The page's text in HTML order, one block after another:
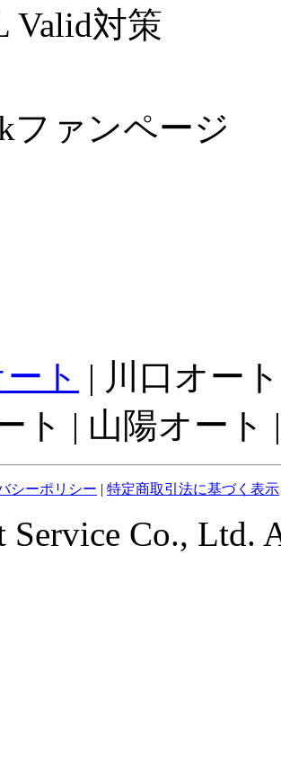
Valid対策
ファンページ
ト | 川口オー
ト | 山陽オート |
シーポリシー | 特定商取引法に基づく表示
Co., Ltd.